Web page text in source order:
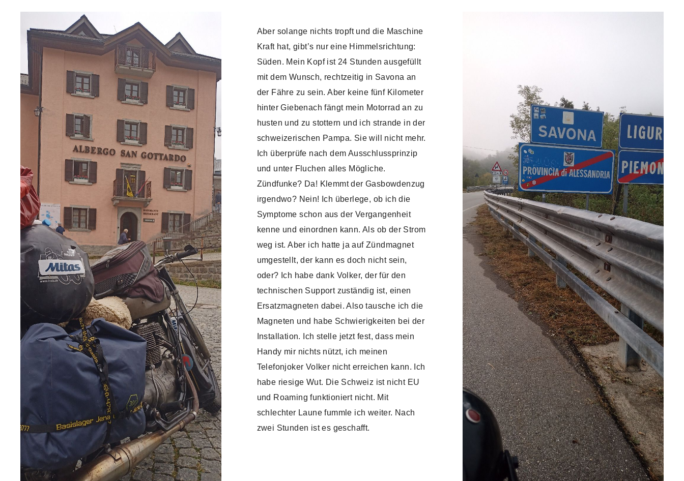
Aber solange nichts tropft und die Maschine
Kraft hat, gibt’s nur eine Himmelsrichtung:
Süden. Mein Kopf ist 24 Stunden ausgefüllt
mit dem Wunsch, rechtzeitig in Savona an
der Fähre zu sein. Aber keine fünf Kilometer
hinter Giebenach fängt mein Motorrad an zu
husten und zu stottern und ich strande in der
schweizerischen Pampa. Sie will nicht mehr.
Ich überprüfe nach dem Ausschlussprinzip
und unter Fluchen alles Mögliche.
Zündfunke? Da! Klemmt der Gasbowdenzug
irgendwo? Nein! Ich überlege, ob ich die
Symptome schon aus der Vergangenheit
kenne und einordnen kann. Als ob der Strom
weg ist. Aber ich hatte ja auf Zündmagnet
umgestellt, der kann es doch nicht sein,
oder? Ich habe dank Volker, der für den
technischen Support zuständig ist, einen
Ersatzmagneten dabei. Also tausche ich die
Magneten und habe Schwierigkeiten bei der
Installation. Ich stelle jetzt fest, dass mein
Handy mir nichts nützt, ich meinen
Telefonjoker Volker nicht erreichen kann. Ich
habe riesige Wut. Die Schweiz ist nicht EU
und Roaming funktioniert nicht. Mit
schlechter Laune fummle ich weiter. Nach
zwei Stunden ist es geschafft.